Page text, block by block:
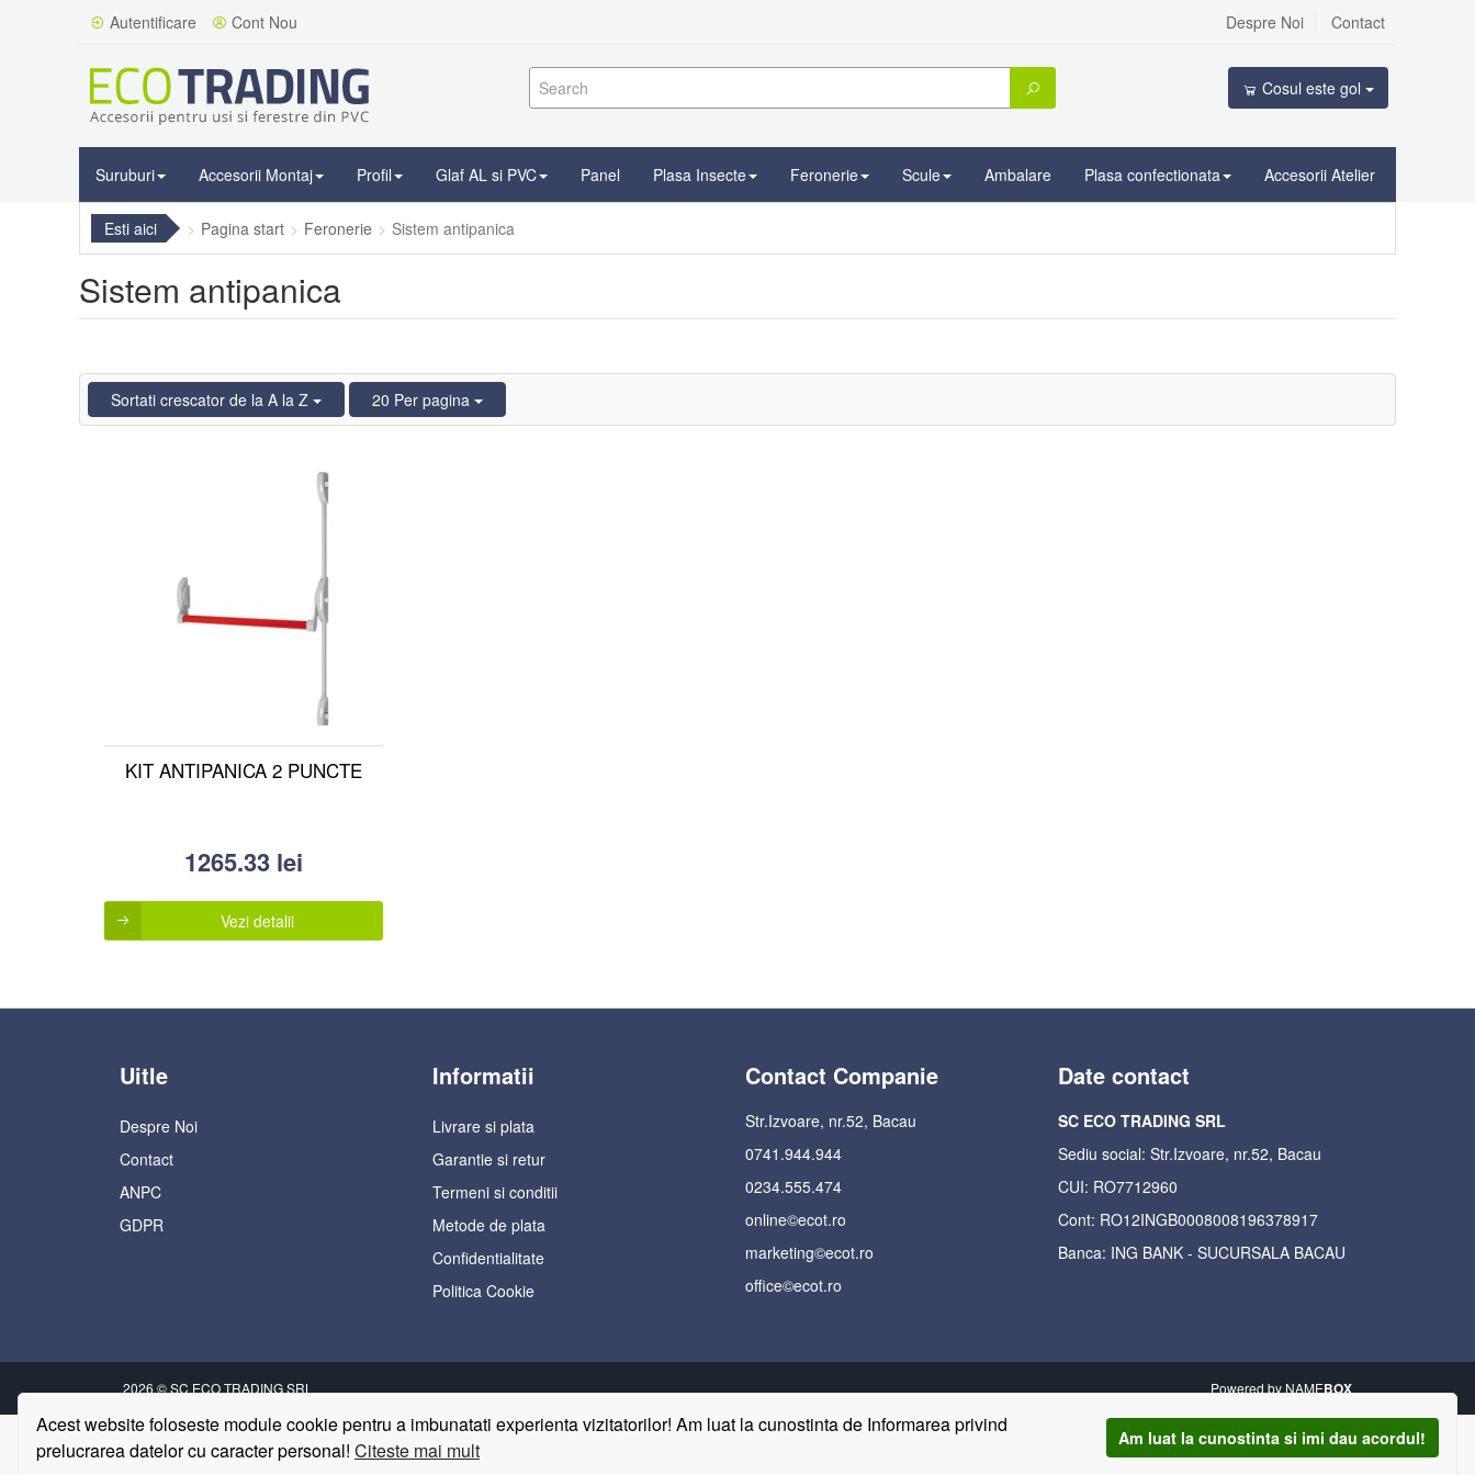
Acest website foloseste module cookie pentru a imbunatati experienta vizitatorilor! Am luat la cunostinta de Informarea privind
prelucrarea datelor cu caracter personal! Citeste mai mult Am luat la cunostinta si imi dau acordul!
Autentificare Cont Nou Despre Noi Contact
Cosul este gol
Suruburi Accesorii Montaj Profil Glaf AL si PVC Panel Plasa Insecte Feronerie Scule Ambalare Plasa confectionata Accesorii Atelier
Esti aici Pagina start Feronerie Sistem antipanica
Sistem antipanica
Sortati crescator de la A la Z 20 Per pagina
KIT ANTIPANICA 2 PUNCTE
1265.33 lei
Vezi detalii
Uitle
Despre Noi
Contact
ANPC
GDPR
Informatii
Livrare si plata
Garantie si retur
Termeni si conditii
Metode de plata
Confidentialitate
Politica Cookie
Contact Companie
Str.Izvoare, nr.52, Bacau
0741.944.944
0234.555.474
online©ecot.ro
marketing©ecot.ro
office©ecot.ro
Date contact
SC ECO TRADING SRL
Sediu social: Str.Izvoare, nr.52, Bacau
CUI: RO7712960
Cont: RO12INGB0008008196378917
Banca: ING BANK - SUCURSALA BACAU
2026 © SC ECO TRADING SRL Powered by NAMEBOX